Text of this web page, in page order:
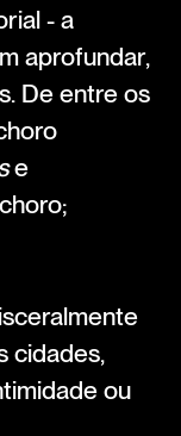
- a
aprofundar,
De entre os
e
cidades,
ou